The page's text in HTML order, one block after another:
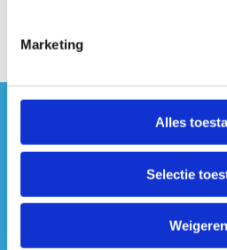
Marketing
Alles
Selectie
Weigeren
ook op